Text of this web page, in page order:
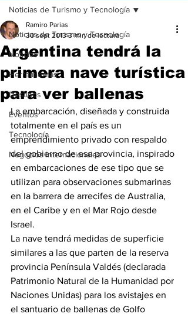
Noticias de Turismo y Tecnología
Noticias
Herramientas
Destinos
Eventos
Tecnología
Negocios Internacionales
Noticias de Turismo y Tecnología
Argentina tendrá la
primera nave turística
para ver ballenas
Ramiro Parias
30 sept 2013 3 min de lectura
La embarcación, diseñada y construida
totalmente en el país es un
emprendimiento privado con respaldo
del gobierno de esa provincia, inspirado
en embarcaciones de ese tipo que se
utilizan para observaciones submarinas
en la barrera de arrecifes de Australia,
en el Caribe y en el Mar Rojo desde
Israel.
La nave tendrá medidas de superficie
similares a las que parten de la reserva
provincia Península Valdés (declarada
Patrimonio Natural de la Humanidad por
Naciones Unidas) para los avistajes en
el santuario de ballenas de Golfo